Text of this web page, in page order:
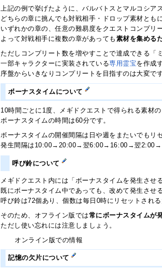
上記の例で挙げたように、バルバトスとマルコシア
どちらの章に挑んでも対戦相手・ドロップ素材とも
いずれかの章の、任意の難易度をクエストコンプリ
よって対戦相手に複数の章があっても 素材を集める
ただしコンプリート数を増やすことで達成できる「
一部キャラクターに実装されている専用霊宝を作成
序盤からいきなりコンプリートを目指すのは大変で
ボーナスタイムについて
10時間ごとに1度、メギドクエストで得られる素材の
ボーナスタイムの時間は60分です。
ボーナスタイムの開催間隔は日や週をまたいでもリ
発生間隔は10:00→20:00→翌6:00→16:00→翌
呼び鈴について
メギドクエスト内には「ボーナスタイムを発生させ
既にボーナスタイム中であっても、改めて発生させ
呼び鈴は72個あり、個数は毎日0時にリセットされ
そのため、オフライン版では常にボーナスタイムが
ただし使い忘れには注意しましょう。
オンライン版での情報
記憶の欠片について